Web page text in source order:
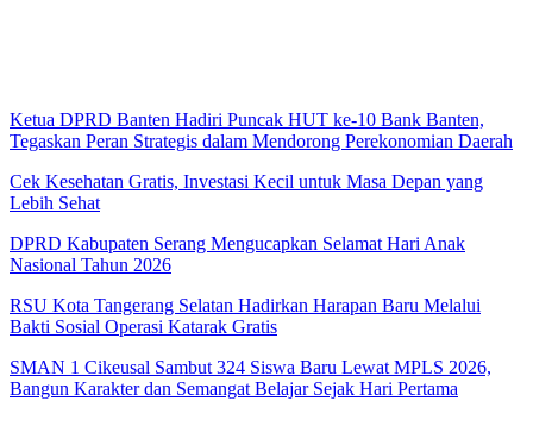
Ketua DPRD Banten Hadiri Puncak HUT ke-10 Bank Banten,
Tegaskan Peran Strategis dalam Mendorong Perekonomian Daerah
Cek Kesehatan Gratis, Investasi Kecil untuk Masa Depan yang
Lebih Sehat
DPRD Kabupaten Serang Mengucapkan Selamat Hari Anak
Nasional Tahun 2026
RSU Kota Tangerang Selatan Hadirkan Harapan Baru Melalui
Bakti Sosial Operasi Katarak Gratis
SMAN 1 Cikeusal Sambut 324 Siswa Baru Lewat MPLS 2026,
Bangun Karakter dan Semangat Belajar Sejak Hari Pertama